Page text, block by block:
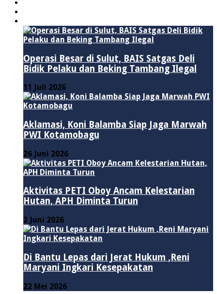
Operasi Besar di Sulut, BAIS Satgas Deli
Bidik Pelaku dan Beking Tambang Ilegal
11 Juli 2026
Aklamasi, Koni Balamba Siap Jaga Marwah
PWI Kotamobagu
26 Juni 2026
Aktivitas PETI Oboy Ancam Kelestarian
Hutan, APH Diminta Turun
2 Juni 2026
Di Bantu Lepas dari Jerat Hukum ,Reni
Maryani Ingkari Kesepakatan
22 Mei 2026